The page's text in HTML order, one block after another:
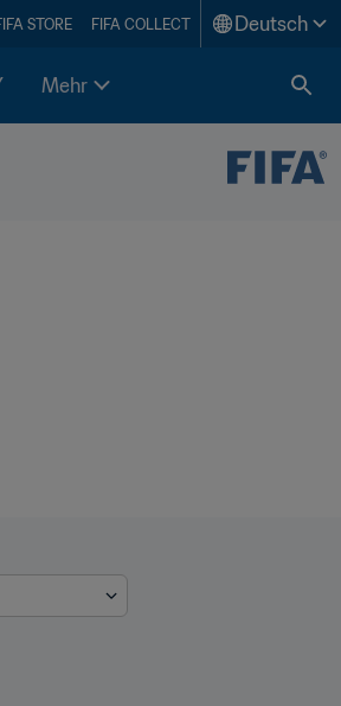
STORE FIFA COLLECT Deutsch
Mehr